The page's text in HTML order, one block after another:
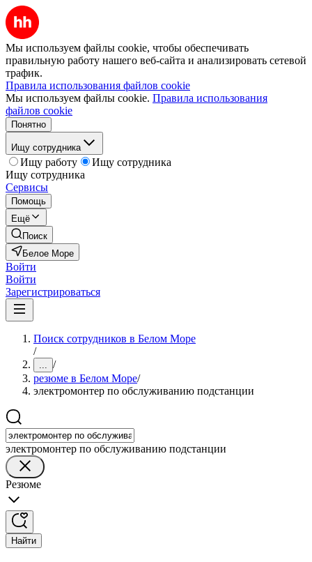
Мы используем файлы cookie, чтобы обеспечивать
правильную работу нашего веб-сайта и анализировать сетевой
трафик.
Правила использования файлов cookie
Мы используем файлы cookie. Правила использования
файлов cookie
Понятно
Ищу сотрудника
Ищу работу
Ищу сотрудника
Ищу сотрудника
Сервисы
Помощь
Ещё
Поиск
Белое Море
Войти
Войти
Зарегистрироваться
Поиск сотрудников в Белом Море
/
... /
резюме в Белом Море/
электромонтер по обслуживанию подстанции
электромонтер по обслуживанию подстанции
Резюме
Найти